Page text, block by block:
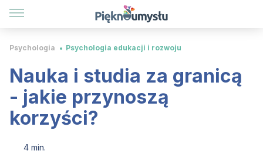
Psychologia Psychologia edukacji i rozwoju
Nauka i studia za granicą
- jakie przynoszą
korzyści?
4 min.